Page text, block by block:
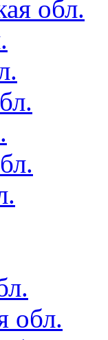
обл.
обл.